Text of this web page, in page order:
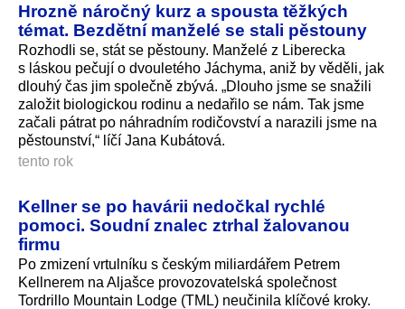
Hrozně náročný kurz a spousta těžkých
témat. Bezdětní manželé se stali pěstouny
Rozhodli se, stát se pěstouny. Manželé z Liberecka
s láskou pečují o dvouletého Jáchyma, aniž by věděli, jak
dlouhý čas jim společně zbývá. „Dlouho jsme se snažili
založit biologickou rodinu a nedařilo se nám. Tak jsme
začali pátrat po náhradním rodičovství a narazili jsme na
pěstounství,“ líčí Jana Kubátová.
tento rok
Kellner se po havárii nedočkal rychlé
pomoci. Soudní znalec ztrhal žalovanou
firmu
Po zmizení vrtulníku s českým miliardářem Petrem
Kellnerem na Aljašce provozovatelská společnost
Tordrillo Mountain Lodge (TML) neučinila klíčové kroky.